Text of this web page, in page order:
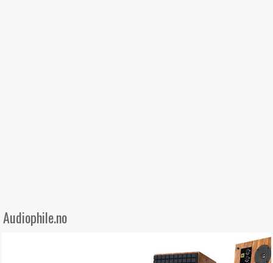
Audiophile.no